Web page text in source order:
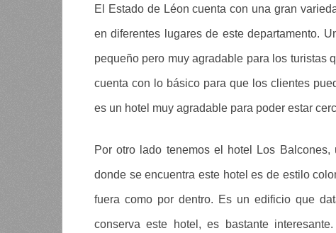
El Estado de Léon cuenta con una gran
en diferentes lugares de este departamento.
pequeño pero muy agradable para los turistas
cuenta con lo básico para que los clientes
es un hotel muy agradable para poder estar
Por otro lado tenemos el hotel Los
donde se encuentra este hotel es de estilo
fuera como por dentro. Es un edificio que
conserva este hotel, es bastante